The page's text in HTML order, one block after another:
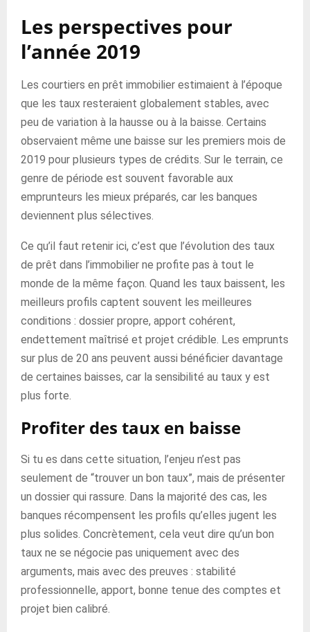
Les perspectives pour
l’année 2019
Les courtiers en prêt immobilier estimaient à l’époque
que les taux resteraient globalement stables, avec
peu de variation à la hausse ou à la baisse. Certains
observaient même une baisse sur les premiers mois de
2019 pour plusieurs types de crédits. Sur le terrain, ce
genre de période est souvent favorable aux
emprunteurs les mieux préparés, car les banques
deviennent plus sélectives.
Ce qu’il faut retenir ici, c’est que l’évolution des taux
de prêt dans l’immobilier ne profite pas à tout le
monde de la même façon. Quand les taux baissent, les
meilleurs profils captent souvent les meilleures
conditions : dossier propre, apport cohérent,
endettement maîtrisé et projet crédible. Les emprunts
sur plus de 20 ans peuvent aussi bénéficier davantage
de certaines baisses, car la sensibilité au taux y est
plus forte.
Profiter des taux en baisse
Si tu es dans cette situation, l’enjeu n’est pas
seulement de “trouver un bon taux”, mais de présenter
un dossier qui rassure. Dans la majorité des cas, les
banques récompensent les profils qu’elles jugent les
plus solides. Concrètement, cela veut dire qu’un bon
taux ne se négocie pas uniquement avec des
arguments, mais avec des preuves : stabilité
professionnelle, apport, bonne tenue des comptes et
projet bien calibré.